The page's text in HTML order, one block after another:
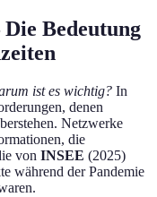
Bedeutung
ist es wichtig? In
denen
Netzwerke
die
von INSEE (2025)
während der Pandemie